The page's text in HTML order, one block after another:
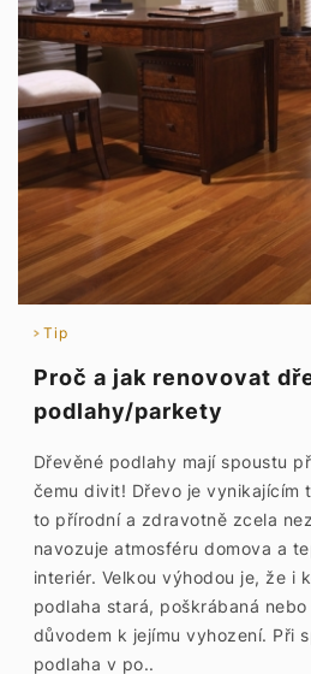
Tip
Proč a jak renovovat
podlahy/parkety
Dřevěné podlahy mají spoustu
čemu divit! Dřevo je vynikajícím
to přírodní a zdravotně zcela
navozuje atmosféru domova a
interiér. Velkou výhodou je, že i
podlaha stará, poškrábaná
důvodem k jejímu vyhození. Při
podlaha v po..